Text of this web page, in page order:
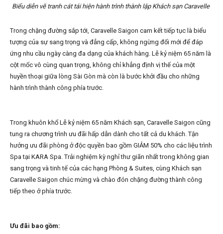
Biểu diễn vẽ tranh cát tái hiện hành trình thành lập Khách sạn Caravelle
Trong chặng đường sắp tới, Caravelle Saigon cam kết tiếp tục là biểu
tượng của sự sang trọng và đẳng cấp, không ngừng đổi mới để đáp
ứng nhu cầu ngày càng đa dạng của khách hàng. Lễ kỷ niệm 65 năm là
cột mốc vô cùng quan trọng, không chỉ khẳng định vị thế của một
huyền thoại giữa lòng Sài Gòn mà còn là bước khởi đầu cho những
hành trình thành công phía trước.
Trong khuôn khổ Lễ kỷ niệm 65 năm Khách sạn, Caravelle Saigon cũng
tung ra chương trình ưu đãi hấp dẫn dành cho tất cả du khách. Tận
hưởng ưu đãi phòng ở độc quyền bao gồm GIẢM 50% cho các liệu trình
Spa tại KARA Spa. Trải nghiệm kỳ nghỉ thư giãn nhất trong không gian
sang trọng và tinh tế của các hạng Phòng & Suites, cùng Khách sạn
Caravelle Saigon chúc mừng và chào đón chặng đường thành công
tiếp theo ở phía trước.
Ưu đãi bao gồm: